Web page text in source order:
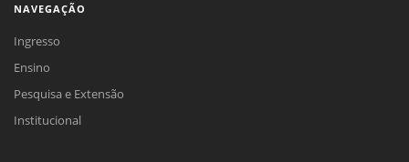
NAVEGAÇÃO
Ingresso
Ensino
Pesquisa e Extensão
Institucional